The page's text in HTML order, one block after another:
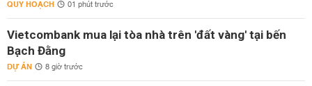
QUY HOẠCH 01 phút trước
Vietcombank mua lại tòa nhà trên 'đất vàng' tại bến
Bạch Đằng
DỰ ÁN 8 giờ trước